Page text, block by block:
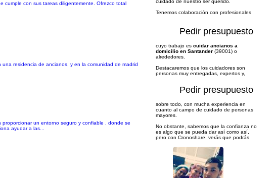
cumple con sus tareas diligentemente. Ofrezco total
residencia de ancianos, y en la comunidad de madrid
Pedir presupuesto
un entorno seguro y confiable , donde se
ayudar a las...
Pedir presupuesto
cuidado de nuestro ser querido.
Tenemos colaboración con profesionales
cuyo trabajo es cuidar ancianos a
domicilio en Santander (39001) o
alrededores.
Destacaremos que los cuidadores son
personas muy entregadas, expertos y,
sobre todo, con mucha experiencia en
cuanto al campo de cuidado de personas
mayores.
No obstante, sabemos que la confianza no
es algo que se pueda dar así como así,
pero con Cronoshare, verás que podrás